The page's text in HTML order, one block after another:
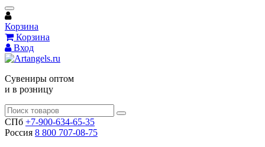
Корзина
Корзина
Вход
Сувениры оптом
и в розницу
СПб +7-900-634-65-35
Россия 8 800 707-08-75